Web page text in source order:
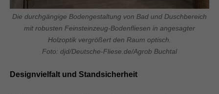
Die durchgängige Bodengestaltung von Bad und Duschbereich
mit robusten Feinsteinzeug-Bodenfliesen in angesagter
Holzoptik vergrößert den Raum optisch.
Foto: djd/Deutsche-Fliese.de/Agrob Buchtal
Designvielfalt und Standsicherheit